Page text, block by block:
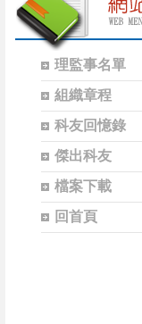
理監事名單
組織章程
科友回憶錄
傑出科友
檔案下載
回首頁